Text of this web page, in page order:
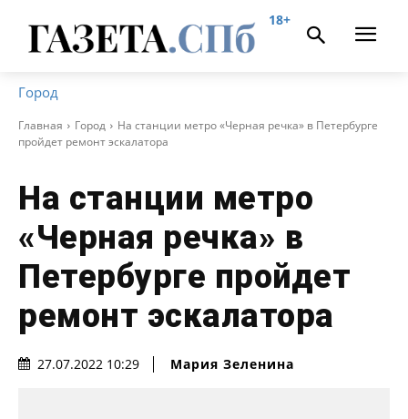
18+
Город
Главная Город
На станции метро «Черная речка» в Петербурге
пройдет ремонт эскалатора
На станции метро
«Черная речка» в
Петербурге пройдет
ремонт эскалатора
27.07.2022 10:29 Мария Зеленина